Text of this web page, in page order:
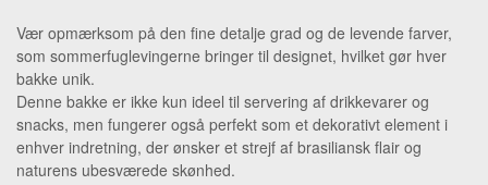
Vær opmærksom på den fine detalje grad og de levende farver,
som sommerfuglevingerne bringer til designet, hvilket gør hver
bakke unik.
Denne bakke er ikke kun ideel til servering af drikkevarer og
snacks, men fungerer også perfekt som et dekorativt element i
enhver indretning, der ønsker et strejf af brasiliansk flair og
naturens ubesværede skønhed.